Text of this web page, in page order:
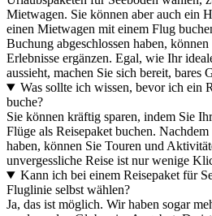
Mietwagen. Sie können aber auch ein
einen Mietwagen mit einem Flug
Buchung abgeschlossen haben,
Erlebnisse ergänzen. Egal, wie Ihr
aussieht, machen Sie sich bereit, bares
Was sollte ich wissen, bevor ich ein
buche?
Sie können kräftig sparen, indem Sie
Flüge als Reisepaket buchen.
haben, können Sie Touren und
unvergessliche Reise ist nur wenige
Kann ich bei einem Reisepaket für
Fluglinie selbst wählen?
Ja, das ist möglich. Wir haben sogar